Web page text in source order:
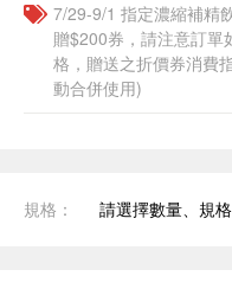
7/29-9/1 指定濃縮補精
贈$200券，請注意訂單
格，贈送之折價券消費
動合併使用)
規格： 請選擇數量、規格